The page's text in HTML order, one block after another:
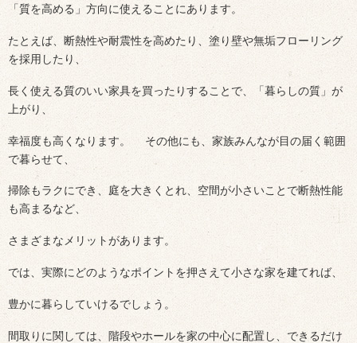
「質を高める」方向に使えることにあります。
たとえば、断熱性や耐震性を高めたり、塗り壁や無垢フローリング
を採用したり、
長く使える質のいい家具を買ったりすることで、「暮らしの質」が
上がり、
幸福度も高くなります。 その他にも、家族みんなが目の届く範囲
で暮らせて、
掃除もラクにでき、庭を大きくとれ、空間が小さいことで断熱性能
も高まるなど、
さまざまなメリットがあります。
では、実際にどのようなポイントを押さえて小さな家を建てれば、
豊かに暮らしていけるでしょう。
間取りに関しては、階段やホールを家の中心に配置し、できるだけ